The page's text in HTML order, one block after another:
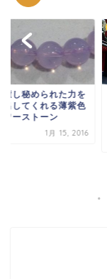
癒し秘められた力を
出してくれる薄紫色
ワーストーン
1月 15, 2016